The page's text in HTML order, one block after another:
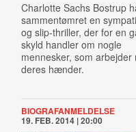
Charlotte Sachs Bostrup
sammentømret en
og slip-thriller, der for en
skyld handler om nogle
mennesker, som arbejder
deres hænder.
BIOGRAFANMELDELSE
19. FEB. 2014 | 20:00